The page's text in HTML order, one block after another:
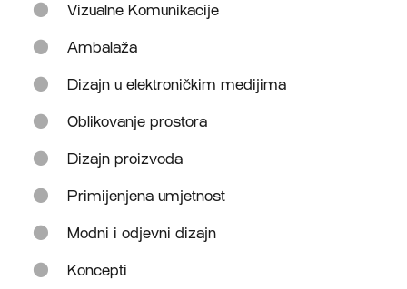
Vizualne Komunikacije
Ambalaža
Dizajn u elektroničkim medijima
Oblikovanje prostora
Dizajn proizvoda
Primijenjena umjetnost
Modni i odjevni dizajn
Koncepti